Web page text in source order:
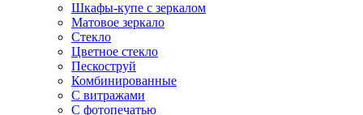
Шкафы-купе с зеркалом
Матовое зеркало
Стекло
Цветное стекло
Пескоструй
Комбинированные
С витражами
С фотопечатью